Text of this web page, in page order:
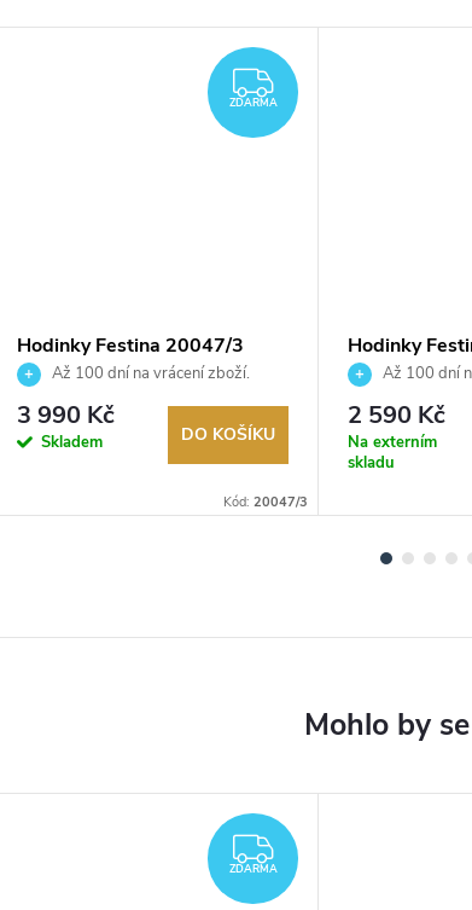
ZDARMA
ZDARMA
Hodinky Festina 20047/3
Až 100 dní na vrácení zboží.
Autorizovaný prodejce.
3 990 Kč
Skladem DO KOŠÍKU
Kód: 20047/3
Hodinky
Až 100 dní
Autorizovaný
2 590 Kč
Na externím
skladu
ZDARMA
ZDARMA